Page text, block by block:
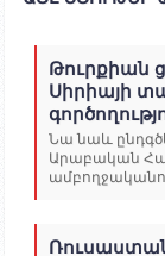
Թուրքիան
Սիրիայի
Նա նաև
Արաբական